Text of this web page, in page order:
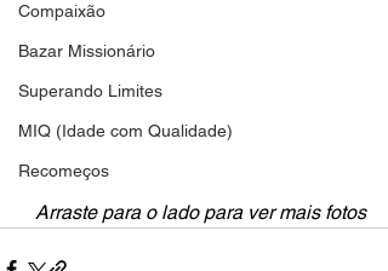
Compaixão
Bazar Missionário
Superando Limites
MIQ (Idade com Qualidade)
Recomeços
Arraste para o lado para ver mais fotos